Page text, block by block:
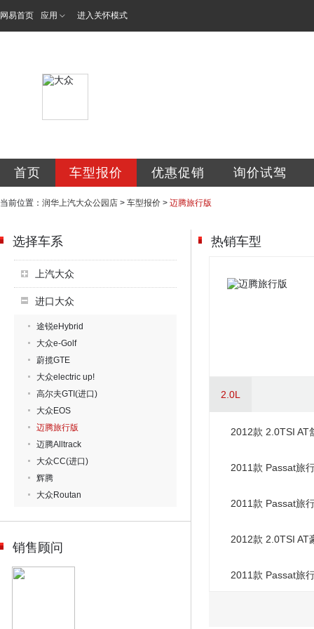
网易首页 应用 进入关怀模式
首页 车型报价 优惠促销 询价试驾
当前位置： 润华上汽大众公园店 > 车型报价 > 迈腾旅行版
选择车系
上汽大众
进口大众
途锐eHybrid
大众e-Golf
蔚揽GTE
大众electric up!
高尔夫GTI(进口)
大众EOS
迈腾旅行版
迈腾Alltrack
大众CC(进口)
辉腾
大众Routan
销售顾问
热销车型
2.0L
2012款 2.0TSI AT
2011款 Passat旅
2011款 Passat旅
2012款 2.0TSI AT
2011款 Passat旅